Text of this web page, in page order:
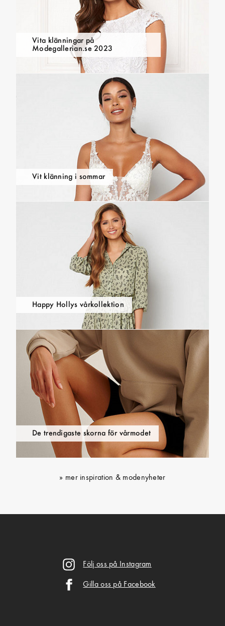
Vita klänningar på
Modegallerian.se 2023
Vit klänning i sommar
Happy Hollys vårkollektion
De trendigaste skorna för vårmodet
mer inspiration & modenyheter
Följ oss på Instagram
Gilla oss på Facebook